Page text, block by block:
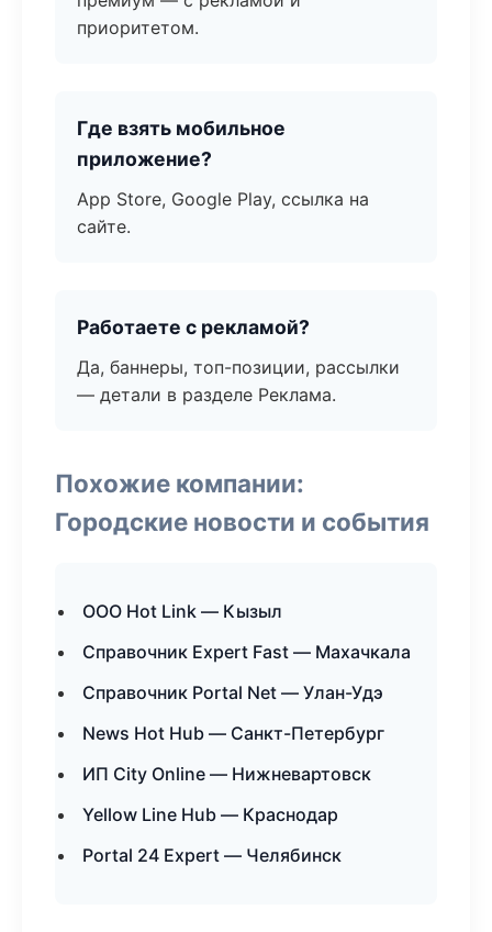
приоритетом.
Где взять мобильное
приложение?
App Store, Google Play, ссылка на
сайте.
Работаете с рекламой?
Да, баннеры, топ-позиции, рассылки
— детали в разделе Реклама.
Похожие компании:
Городские новости и события
ООО Hot Link — Кызыл
Справочник Expert Fast — Махачкала
Справочник Portal Net — Улан-Удэ
News Hot Hub — Санкт-Петербург
ИП City Online — Нижневартовск
Yellow Line Hub — Краснодар
Portal 24 Expert — Челябинск